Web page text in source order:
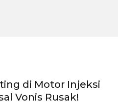
di Motor Injeksi
Vonis Rusak!